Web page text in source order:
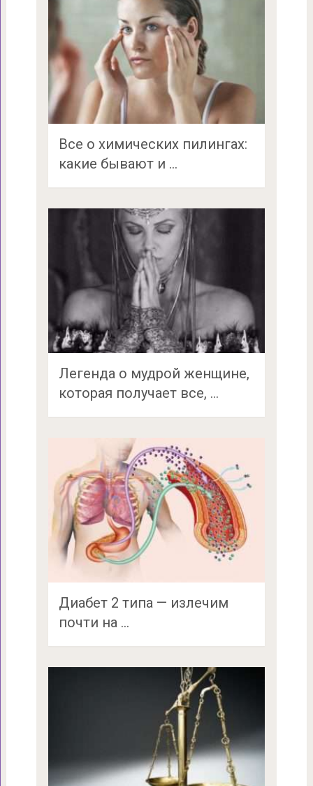
Все о химических пилингах:
какие бывают и …
Легенда о мудрой женщине,
которая получает все, …
Диабет 2 типа — излечим
почти на …